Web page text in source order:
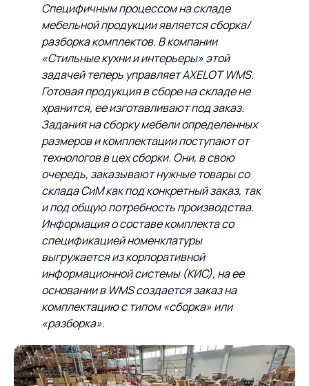
Специфичным процессом на складе
мебельной продукции является сборка/
разборка комплектов. В компании
«Стильные кухни и интерьеры» этой
задачей теперь управляетAXELOT WMS.
Готовая продукция в сборе на складе не
хранится, ее изготавливают под заказ.
Задания на сборку мебели определенных
размеров и комплектации поступают от
технологов в цех сборки. Они, в свою
очередь, заказывают нужные товары со
склада СиМ как под конкретный заказ, так
и под общую потребность производства.
Информация о составе комплекта со
спецификацией номенклатуры
выгружается из корпоративной
информационной системы (КИС), на ее
основании в WMSсоздается заказ на
комплектацию с типом «сборка» или
«разборка».